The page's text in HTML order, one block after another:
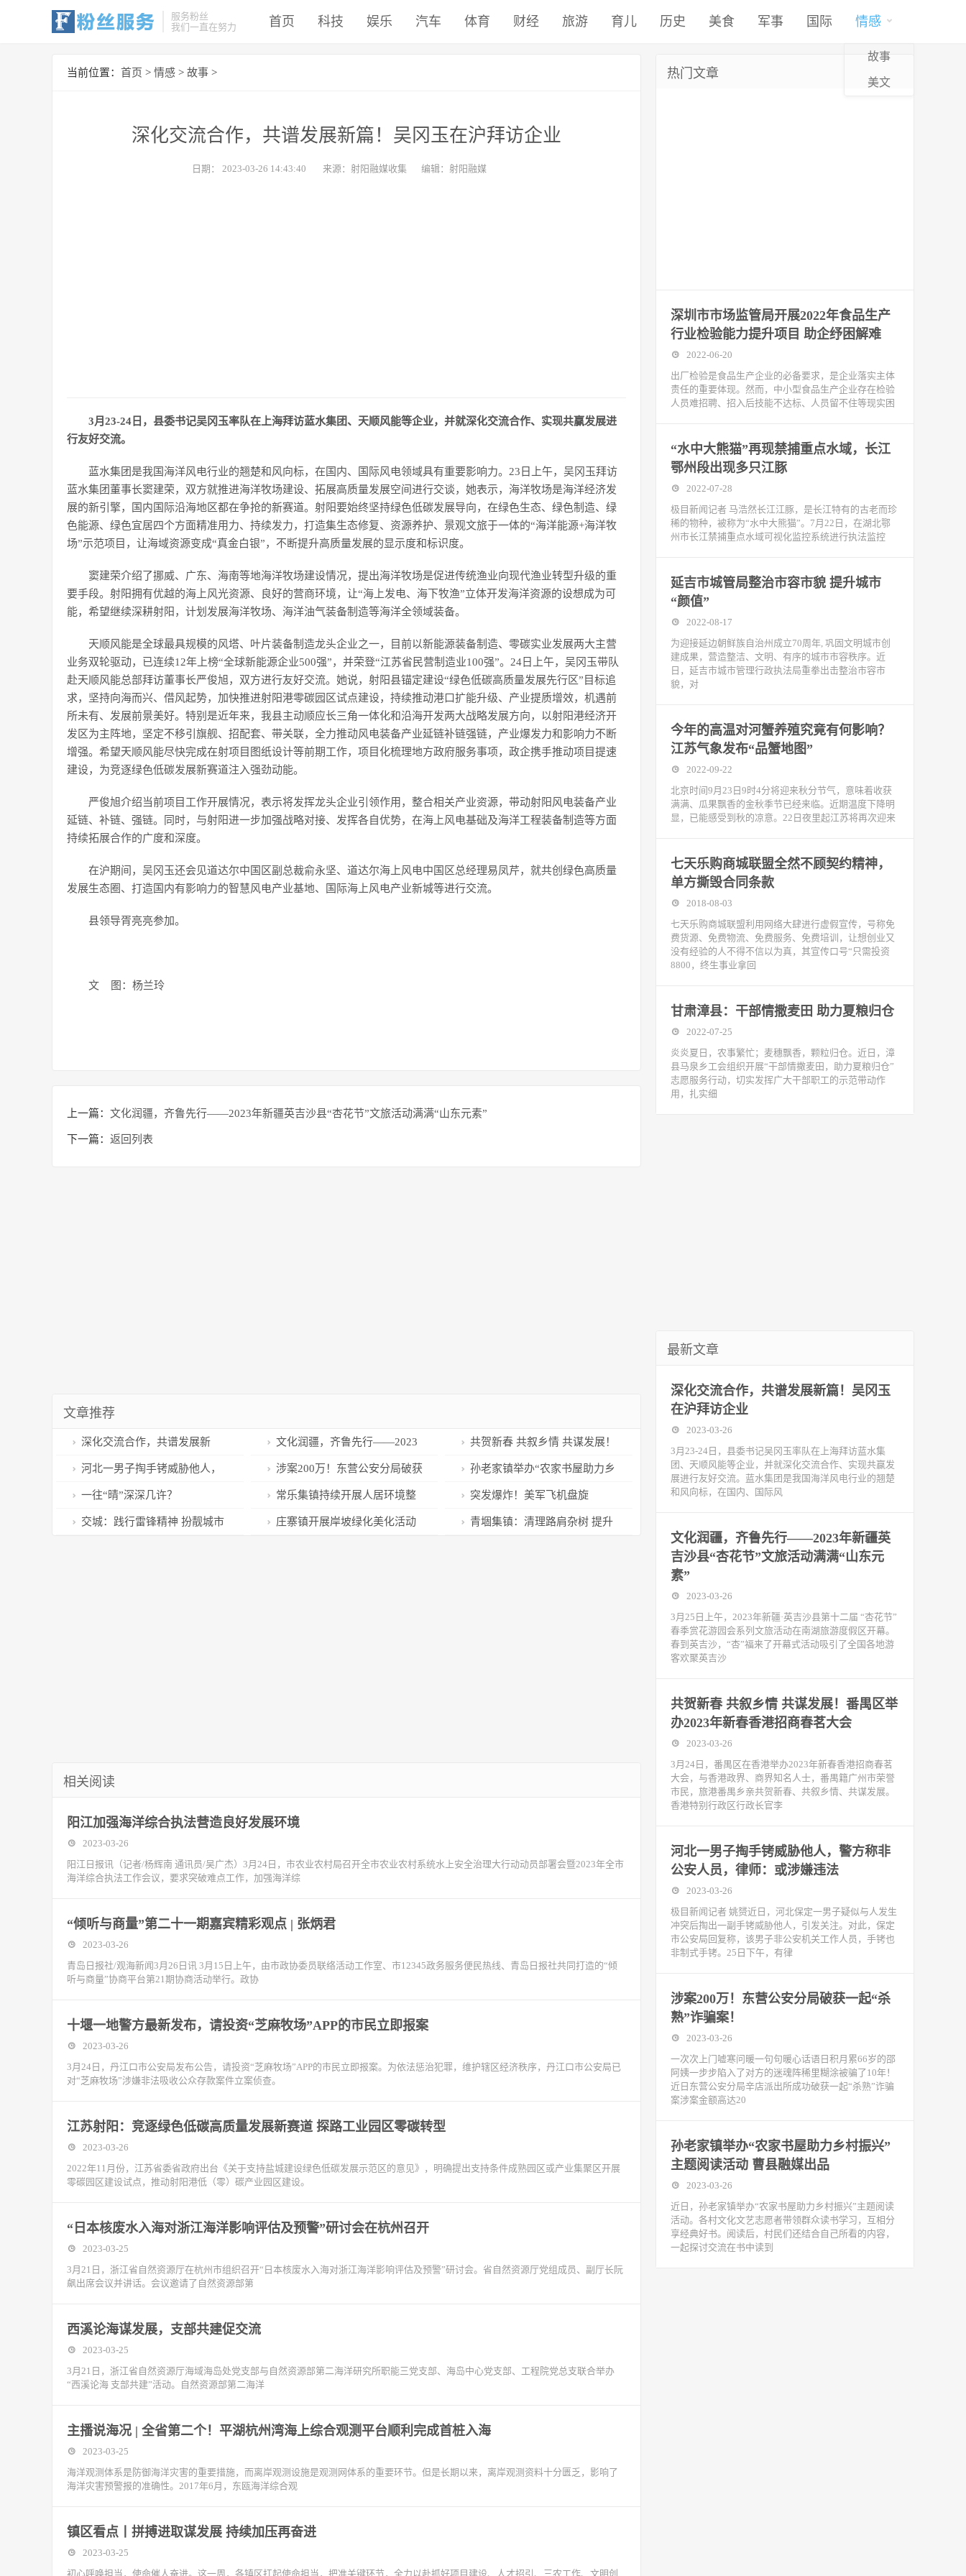
服务粉丝
我们一直在努力
首页 科技 娱乐 汽车 体育 财经 旅游 育儿 历史 美食 军事 国际 情感
故事
美文
当前位置： 首页 > 情感 > 故事 >
深化交流合作，共谱发展新篇！吴冈玉在沪拜访企业
日期： 2023-03-26 14:43:40 来源：射阳融媒收集 编辑：射阳融媒
3月23-24日，县委书记吴冈玉率队在上海拜访蓝水集团、天顺风能等企业，并就深化交流合作、实现共赢发展进
行友好交流。
蓝水集团是我国海洋风电行业的翘楚和风向标，在国内、国际风电领域具有重要影响力。23日上午，吴冈玉拜访
蓝水集团董事长窦建荣，双方就推进海洋牧场建设、拓展高质量发展空间进行交谈，她表示，海洋牧场是海洋经济发
展的新引擎，国内国际沿海地区都在争抢的新赛道。射阳要始终坚持绿色低碳发展导向，在绿色生态、绿色制造、绿
色能源、绿色宜居四个方面精准用力、持续发力，打造集生态修复、资源养护、景观文旅于一体的“海洋能源+海洋牧
场”示范项目，让海域资源变成“真金白银”，不断提升高质量发展的显示度和标识度。
窦建荣介绍了挪威、广东、海南等地海洋牧场建设情况，提出海洋牧场是促进传统渔业向现代渔业转型升级的重
要手段。射阳拥有优越的海上风光资源、良好的营商环境，让“海上发电、海下牧渔”立体开发海洋资源的设想成为可
能，希望继续深耕射阳，计划发展海洋牧场、海洋油气装备制造等海洋全领域装备。
天顺风能是全球最具规模的风塔、叶片装备制造龙头企业之一，目前以新能源装备制造、零碳实业发展两大主营
业务双轮驱动，已连续12年上榜“全球新能源企业500强”，并荣登“江苏省民营制造业100强”。24日上午，吴冈玉带队
赴天顺风能总部拜访董事长严俊旭，双方进行友好交流。她说，射阳县锚定建设“绿色低碳高质量发展先行区”目标追
求，坚持向海而兴、借风起势，加快推进射阳港零碳园区试点建设，持续推动港口扩能升级、产业提质增效，机遇前
所未有、发展前景美好。特别是近年来，我县主动顺应长三角一体化和沿海开发两大战略发展方向，以射阳港经济开
发区为主阵地，坚定不移引旗舰、招配套、带关联，全力推动风电装备产业延链补链强链，产业爆发力和影响力不断
增强。希望天顺风能尽快完成在射项目图纸设计等前期工作，项目化梳理地方政府服务事项，政企携手推动项目提速
建设，为竞逐绿色低碳发展新赛道注入强劲动能。
严俊旭介绍当前项目工作开展情况，表示将发挥龙头企业引领作用，整合相关产业资源，带动射阳风电装备产业
延链、补链、强链。同时，与射阳进一步加强战略对接、发挥各自优势，在海上风电基础及海洋工程装备制造等方面
持续拓展合作的广度和深度。
在沪期间，吴冈玉还会见道达尔中国区副总裁俞永坚、道达尔海上风电中国区总经理易凤芹，就共创绿色高质量
发展生态圈、打造国内有影响力的智慧风电产业基地、国际海上风电产业新城等进行交流。
县领导胥亮亮参加。
文 图：杨兰玲
上一篇： 文化润疆，齐鲁先行——2023年新疆英吉沙县“杏花节”文旅活动满满“山东元素”
下一篇： 返回列表
文章推荐
深化交流合作，共谱发展新
篇！吴冈玉在沪拜访企业
文化润疆，齐鲁先行——2023
年新疆英吉沙县“杏花节”文旅活
动满满“山东元素”
共贺新春 共叙乡情 共谋发展！
番禺区举办2023年新春香港招商
春茗大会
河北一男子掏手铐威胁他人，
警方称非公安人员，律师：或涉
嫌违法
涉案200万！东营公安分局破获
一起“杀熟”诈骗案！
孙老家镇举办“农家书屋助力乡
村振兴”主题阅读活动 曹县融媒
出品
一往“晴”深深几许？ 常乐集镇持续开展人居环境整
治 曹县融媒出品
突发爆炸！美军飞机盘旋
交城：践行雷锋精神 扮靓城市 庄寨镇开展岸坡绿化美化活动 青堌集镇：清理路肩杂树 提升
相关阅读
阳江加强海洋综合执法营造良好发展环境
2023-03-26
阳江日报讯（记者/杨辉南 通讯员/吴广杰）3月24日，市农业农村局召开全市农业农村系统水上安全治理大行动动员部署会暨2023年全市
海洋综合执法工作会议，要求突破难点工作，加强海洋综
“倾听与商量”第二十一期嘉宾精彩观点 | 张炳君
2023-03-26
青岛日报社/观海新闻3月26日讯 3月15日上午，由市政协委员联络活动工作室、市12345政务服务便民热线、青岛日报社共同打造的“倾
听与商量”协商平台第21期协商活动举行。政协
十堰一地警方最新发布，请投资“芝麻牧场”APP的市民立即报案
2023-03-26
3月24日，丹江口市公安局发布公告，请投资“芝麻牧场”APP的市民立即报案。为依法惩治犯罪，维护辖区经济秩序，丹江口市公安局已
对“芝麻牧场”涉嫌非法吸收公众存款案件立案侦查。
江苏射阳：竞逐绿色低碳高质量发展新赛道 探路工业园区零碳转型
2023-03-26
2022年11月份，江苏省委省政府出台《关于支持盐城建设绿色低碳发展示范区的意见》，明确提出支持条件成熟园区或产业集聚区开展
零碳园区建设试点，推动射阳港低（零）碳产业园区建设。
“日本核废水入海对浙江海洋影响评估及预警”研讨会在杭州召开
2023-03-25
3月21日，浙江省自然资源厅在杭州市组织召开“日本核废水入海对浙江海洋影响评估及预警”研讨会。省自然资源厅党组成员、副厅长阮
飙出席会议并讲话。会议邀请了自然资源部第
西溪论海谋发展，支部共建促交流
2023-03-25
3月21日，浙江省自然资源厅海域海岛处党支部与自然资源部第二海洋研究所职能三党支部、海岛中心党支部、工程院党总支联合举办
“西溪论海 支部共建”活动。自然资源部第二海洋
主播说海况 | 全省第二个！平湖杭州湾海上综合观测平台顺利完成首桩入海
2023-03-25
海洋观测体系是防御海洋灾害的重要措施，而离岸观测设施是观测网体系的重要环节。但是长期以来，离岸观测资料十分匮乏，影响了
海洋灾害预警报的准确性。2017年6月，东瓯海洋综合观
镇区看点丨拼搏进取谋发展 持续加压再奋进
2023-03-25
初心呼唤担当，使命催人奋进。这一周，各镇区扛起使命担当，把准关键环节，全力以赴抓好项目建设、人才招引、三农工作、文明创
热门文章
深圳市市场监管局开展2022年食品生产
行业检验能力提升项目 助企纾困解难
2022-06-20
出厂检验是食品生产企业的必备要求，是企业落实主体
责任的重要体现。然而，中小型食品生产企业存在检验
人员难招聘、招入后技能不达标、人员留不住等现实困
“水中大熊猫”再现禁捕重点水域，长江
鄂州段出现多只江豚
2022-07-28
极目新闻记者 马浩然长江江豚，是长江特有的古老而珍
稀的物种，被称为“水中大熊猫”。7月22日，在湖北鄂
州市长江禁捕重点水域可视化监控系统进行执法监控
延吉市城管局整治市容市貌 提升城市
“颜值”
2022-08-17
为迎接延边朝鲜族自治州成立70周年, 巩固文明城市创
建成果，营造整洁、文明、有序的城市市容秩序。近
日，延吉市城市管理行政执法局重拳出击整治市容市
貌，对
今年的高温对河蟹养殖究竟有何影响？
江苏气象发布“品蟹地图”
2022-09-22
北京时间9月23日9时4分将迎来秋分节气，意味着收获
满满、瓜果飘香的金秋季节已经来临。近期温度下降明
显，已能感受到秋的凉意。22日夜里起江苏将再次迎来
七天乐购商城联盟全然不顾契约精神，
单方撕毁合同条款
2018-08-03
七天乐购商城联盟利用网络大肆进行虚假宣传，号称免
费货源、免费物流、免费服务、免费培训，让想创业又
没有经验的人不得不信以为真，其宣传口号“只需投资
8800，终生事业拿回
甘肃漳县：干部情撒麦田 助力夏粮归仓
2022-07-25
炎炎夏日，农事繁忙；麦穗飘香，颗粒归仓。近日，漳
县马泉乡工会组织开展“干部情撒麦田，助力夏粮归仓”
志愿服务行动，切实发挥广大干部职工的示范带动作
用，扎实细
最新文章
深化交流合作，共谱发展新篇！吴冈玉
在沪拜访企业
2023-03-26
3月23-24日，县委书记吴冈玉率队在上海拜访蓝水集
团、天顺风能等企业，并就深化交流合作、实现共赢发
展进行友好交流。蓝水集团是我国海洋风电行业的翘楚
和风向标，在国内、国际风
文化润疆，齐鲁先行——2023年新疆英
吉沙县“杏花节”文旅活动满满“山东元
素”
2023-03-26
3月25日上午，2023年新疆·英吉沙县第十二届 “杏花节”
春季赏花游园会系列文旅活动在南湖旅游度假区开幕。
春到英吉沙，“杏”福来了开幕式活动吸引了全国各地游
客欢聚英吉沙
共贺新春 共叙乡情 共谋发展！番禺区举
办2023年新春香港招商春茗大会
2023-03-26
3月24日，番禺区在香港举办2023年新春香港招商春茗
大会，与香港政界、商界知名人士，番禺籍广州市荣誉
市民，旅港番禺乡亲共贺新春、共叙乡情、共谋发展。
香港特别行政区行政长官李
河北一男子掏手铐威胁他人，警方称非
公安人员，律师：或涉嫌违法
2023-03-26
极目新闻记者 姚赟近日，河北保定一男子疑似与人发生
冲突后掏出一副手铐威胁他人，引发关注。对此，保定
市公安局回复称，该男子非公安机关工作人员，手铐也
非制式手铐。25日下午，有律
涉案200万！东营公安分局破获一起“杀
熟”诈骗案！
2023-03-26
一次次上门嘘寒问暖一句句暖心话语日积月累66岁的邵
阿姨一步步陷入了对方的迷魂阵稀里糊涂被骗了10年！
近日东营公安分局辛店派出所成功破获一起“杀熟”诈骗
案涉案金额高达20
孙老家镇举办“农家书屋助力乡村振兴”
主题阅读活动 曹县融媒出品
2023-03-26
近日，孙老家镇举办“农家书屋助力乡村振兴”主题阅读
活动。各村文化文艺志愿者带领群众读书学习，互相分
享经典好书。阅读后，村民们还结合自己所看的内容，
一起探讨交流在书中读到